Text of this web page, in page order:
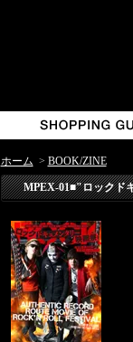
ホーム > BOOK/ZINE
MPEX-01■"ロックド